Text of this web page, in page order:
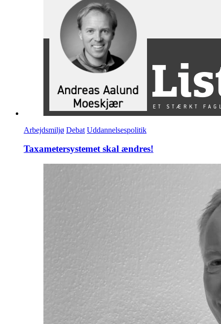
Arbejdsmiljø Debat Uddannelsespolitik
Taxametersystemet skal ændres!